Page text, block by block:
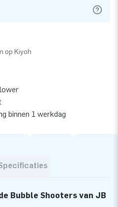
op Kiyoh
binnen 1 werkdag
Bubble Shooters van JB